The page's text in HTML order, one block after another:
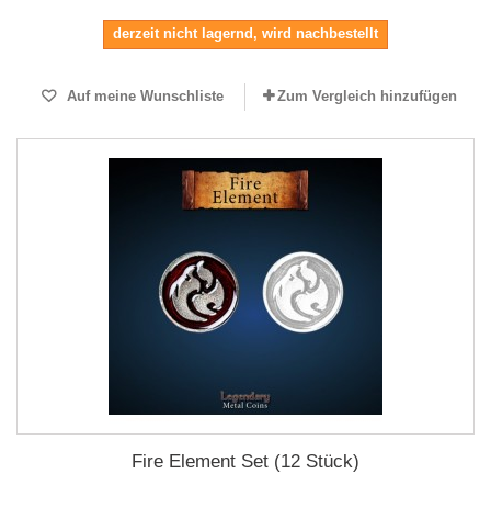
derzeit nicht lagernd, wird nachbestellt
Auf meine Wunschliste Zum Vergleich hinzufügen
Fire Element Set (12 Stück)